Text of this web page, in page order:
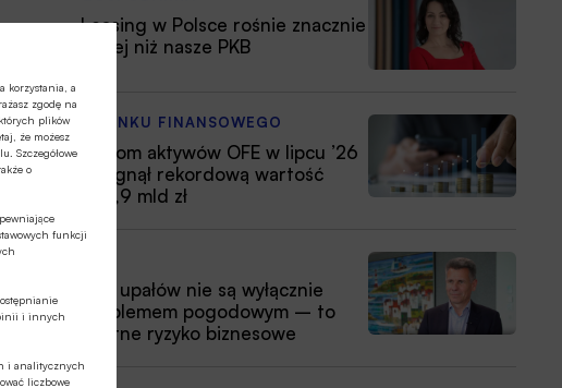
korzystania, a
zgodę na
plików
że możesz
Szczegółowe
o
funkcji
i innych
i analitycznych
liczbowe
Leasing w Polsce rośnie znacznie
silniej niż nasze PKB
Z RYNKU FINANSOWEGO
Poziom aktywów OFE w lipcu ’26
osiągnął rekordową wartość
354,9 mld zł
Fale upałów nie są wyłącznie
problemem pogodowym – to
istotne ryzyko biznesowe